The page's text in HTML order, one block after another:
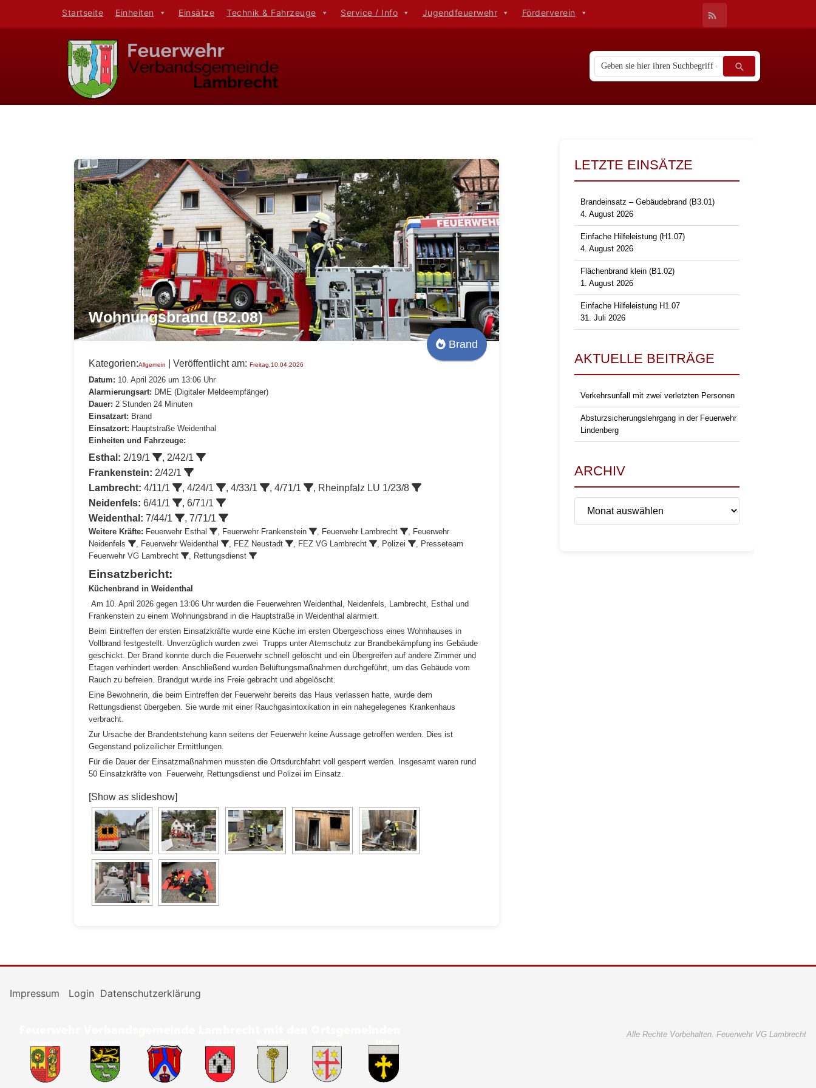
Startseite Einheiten Einsätze Technik & Fahrzeuge Service / Info Jugendfeuerwehr Förderverein
Wohnungsbrand (B2.08)
Brand
Kategorien:Allgemein | Veröffentlicht am: Freitag,10.04.2026
Datum: 10. April 2026 um 13:06 Uhr
Alarmierungsart: DME (Digitaler Meldeempfänger)
Dauer: 2 Stunden 24 Minuten
Einsatzart: Brand
Einsatzort: Hauptstraße Weidenthal
Einheiten und Fahrzeuge:
Esthal: 2/19/1 , 2/42/1
Frankenstein: 2/42/1
Lambrecht: 4/11/1 , 4/24/1 , 4/33/1 , 4/71/1
, Rheinpfalz LU 1/23/8
Neidenfels: 6/41/1 , 6/71/1
Weidenthal: 7/44/1 , 7/71/1
Weitere Kräfte: Feuerwehr Esthal , Feuerwehr Frankenstein , Feuerwehr Lambrecht , Feuerwehr
Neidenfels
, Feuerwehr Weidenthal , FEZ Neustadt , FEZ VG Lambrecht , Polizei
, Presseteam
Feuerwehr VG Lambrecht
, Rettungsdienst
Einsatzbericht:
Küchenbrand in Weidenthal
Am 10. April 2026 gegen 13:06 Uhr wurden die Feuerwehren Weidenthal, Neidenfels, Lambrecht, Esthal und
Frankenstein zu einem Wohnungsbrand in die Hauptstraße in Weidenthal alarmiert.
Beim Eintreffen der ersten Einsatzkräfte wurde eine Küche im ersten Obergeschoss eines Wohnhauses in
Vollbrand festgestellt. Unverzüglich wurden zwei Trupps unter Atemschutz zur Brandbekämpfung ins Gebäude
geschickt. Der Brand konnte durch die Feuerwehr schnell gelöscht und ein Übergreifen auf andere Zimmer und
Etagen verhindert werden. Anschließend wurden Belüftungsmaßnahmen durchgeführt, um das Gebäude vom
Rauch zu befreien. Brandgut wurde ins Freie gebracht und abgelöscht.
Eine Bewohnerin, die beim Eintreffen der Feuerwehr bereits das Haus verlassen hatte, wurde dem
Rettungsdienst übergeben. Sie wurde mit einer Rauchgasintoxikation in ein nahegelegenes Krankenhaus
verbracht.
Zur Ursache der Brandentstehung kann seitens der Feuerwehr keine Aussage getroffen werden. Dies ist
Gegenstand polizeilicher Ermittlungen.
Für die Dauer der Einsatzmaßnahmen mussten die Ortsdurchfahrt voll gesperrt werden. Insgesamt waren rund
50 Einsatzkräfte von Feuerwehr, Rettungsdienst und Polizei im Einsatz.
[Show as slideshow]
LETZTE EINSÄTZE
Brandeinsatz – Gebäudebrand (B3.01)
4. August 2026
Einfache Hilfeleistung (H1.07)
4. August 2026
Flächenbrand klein (B1.02)
1. August 2026
Einfache Hilfeleistung H1.07
31. Juli 2026
AKTUELLE BEITRÄGE
Verkehrsunfall mit zwei verletzten Personen
Absturzsicherungslehrgang in der Feuerwehr
Lindenberg
ARCHIV
Impressum Login Datenschutzerklärung
Alle Rechte Vorbehalten. Feuerwehr VG Lambrecht